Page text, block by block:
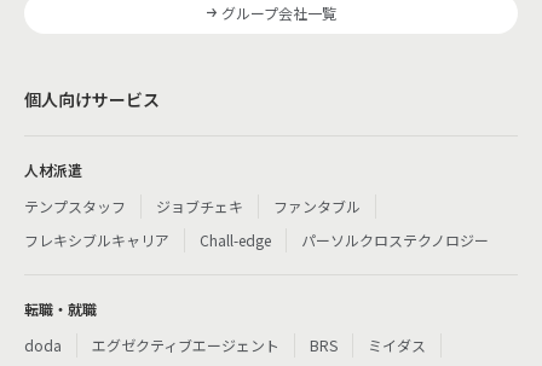
グループ会社一覧
個人向けサービス
人材派遣
テンプスタッフ
ジョブチェキ
ファンタブル
フレキシブルキャリア
Chall-edge パーソルクロステクノロジー
転職・就職
doda
エグゼクティブエージェント BRS
ミイダス